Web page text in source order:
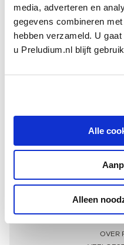
media, adverteren en
gegevens combineren
hebben verzameld. U
u Preludium.nl blijft
Alle
Alleen
Meer
OVER